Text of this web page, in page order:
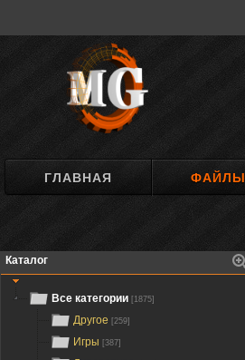
ГЛАВНАЯ ФАЙЛЫ
Каталог
Все категории [1875]
Другое [259]
Игры [387]